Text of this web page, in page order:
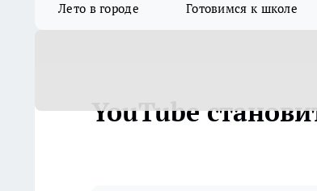
Лето в городе Готовимся к школе
YouTube